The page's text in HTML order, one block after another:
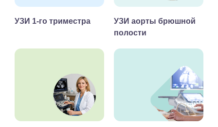
УЗИ 1-го триместра
УЗИ аорты брюшной
полости